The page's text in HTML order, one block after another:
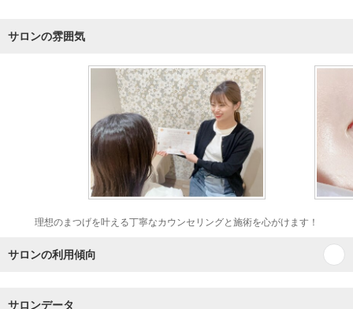
サロンの雰囲気
理想のまつげを叶える丁寧なカウンセリングと施術を心がけます！
サロンの利用傾向
サロンデータ